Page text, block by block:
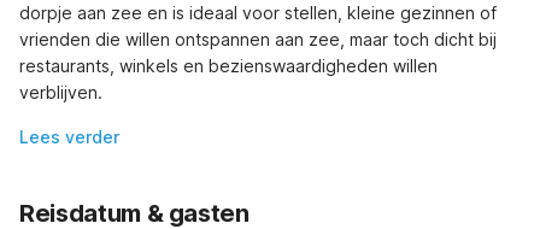
dorpje aan zee en is ideaal voor stellen, kleine gezinnen of
vrienden die willen ontspannen aan zee, maar toch dicht bij
restaurants, winkels en bezienswaardigheden willen
verblijven.
Lees verder
Reisdatum & gasten